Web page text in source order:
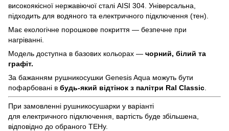
високоякісної нержавіючої сталі AISI 304. Універсальна,
підходить для водяного та електричного підключення (тен).
Має екологічне порошкове покриття — безпечне при
нагріванні.
Модель доступна в базових кольорах — чорний, білий та
графіт.
За бажанням рушникосушки Genesis Aqua можуть бути
пофарбовані в будь-який відтінок з палітри Ral Classic
При замовленні рушникосушарки у варіанті
для електричного підключення, вартість буде збільшена,
відповідно до обраного ТЕНу.